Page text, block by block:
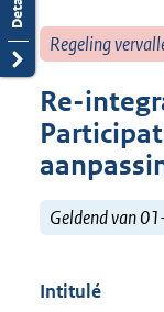
Regeling
Re-
Geldend van
Intitulé